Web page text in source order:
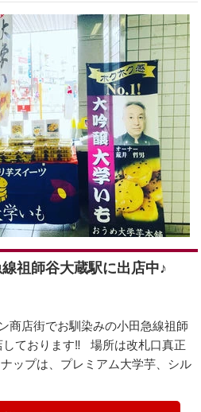
祖師谷大蔵駅に出店中♪
商店街でお馴染みの小田急線祖師
しております‼️ 場所は改札口真正
ップは、プレミアム大学芋、シル